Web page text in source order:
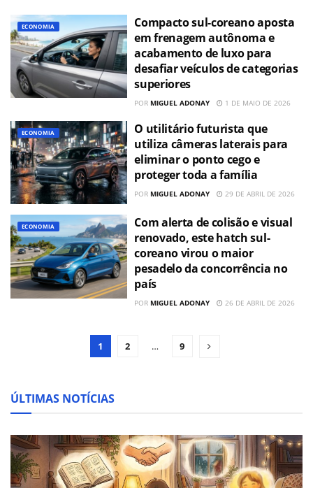
ECONOMIA
Compacto sul-coreano aposta
em frenagem autônoma e
acabamento de luxo para
desafiar veículos de categorias
superiores
POR MIGUEL ADONAY 1 DE MAIO DE 2026
ECONOMIA
O utilitário futurista que
utiliza câmeras laterais para
eliminar o ponto cego e
proteger toda a família
POR MIGUEL ADONAY 29 DE ABRIL DE 2026
ECONOMIA
Com alerta de colisão e visual
renovado, este hatch sul-
coreano virou o maior
pesadelo da concorrência no
país
POR MIGUEL ADONAY 26 DE ABRIL DE 2026
1 2 … 9
ÚLTIMAS NOTÍCIAS